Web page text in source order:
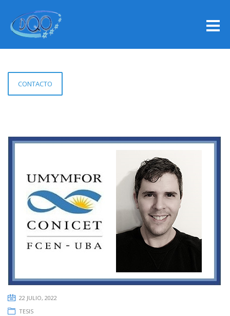
CONTACTO
22 JULIO, 2022
TESIS